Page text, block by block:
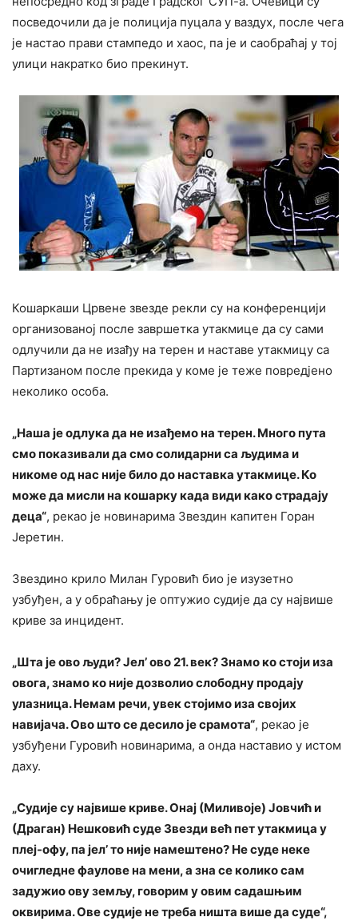
посведочили да је полиција пуцала у ваздух, после чега
је настао прави стампедо и хаос, па је и саобраћај у тој
улици накратко био прекинут.
Кошаркаши Црвене звезде рекли су на конференцији
организованој после завршетка утакмице да су сами
одлучили да не изађу на терен и наставе утакмицу са
Партизаном после прекида у коме је теже повредјено
неколико особа.
„Наша је одлука да не изађемо на терен. Много пута
смо показивали да смо солидарни са људима и
никоме од нас није било до наставка утакмице. Ко
може да мисли на кошарку када види како страдају
деца“, рекао је новинарима Звездин капитен Горан
Јеретин.
Звездино крило Милан Гуровић био је изузетно
узбуђен, а у обраћању је оптужио судије да су највише
криве за инцидент.
„Шта је ово људи? Јел’ ово 21. век? Знамо ко стоји иза
овога, знамо ко није дозволио слободну продају
улазница. Немам речи, увек стојимо иза својих
навијача. Ово што се десило је срамота“, рекао је
узбуђени Гуровић новинарима, а онда наставио у истом
даху.
„Судије су највише криве. Онај (Миливоје) Јовчић и
(Драган) Нешковић суде Звезди већ пет утакмица у
плеј-офу, па јел’ то није намештено? Не суде неке
очигледне фаулове на мени, а зна се колико сам
задужио ову земљу, говорим у овим садашњим
оквирима. Ове судије не треба ништа више да суде“,